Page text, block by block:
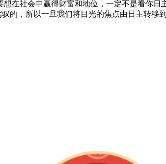
社会中赢得财富和地位，一定不是看你日
的，所以一旦我们将目光的焦点由日主转移